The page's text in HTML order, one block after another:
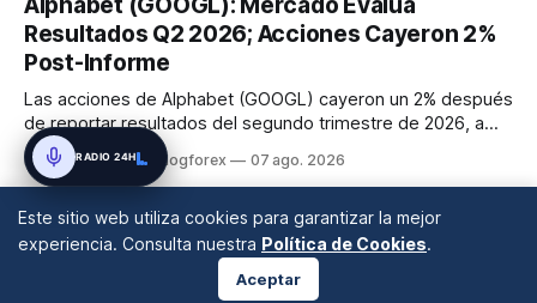
El impulso provino de un informe de empleo de julio
inesperadamente ...
Resultados Q2 2026; Acciones Cayeron 2%
Post-Informe
Las acciones de Alphabet (GOOGL) cayeron un 2% después
de reportar resultados del segundo trimestre de 2026, a
pesar de superar las expectativas en ingresos de la nube y
usuarios de Gemini, en un mercado que evalúa el impacto
By Administracion Blogforex 07 ago. 2026
Este sitio web utiliza cookies para garantizar la mejor
experiencia. Consulta nuestra Política de Cookies.
Aceptar
RADIO 24H